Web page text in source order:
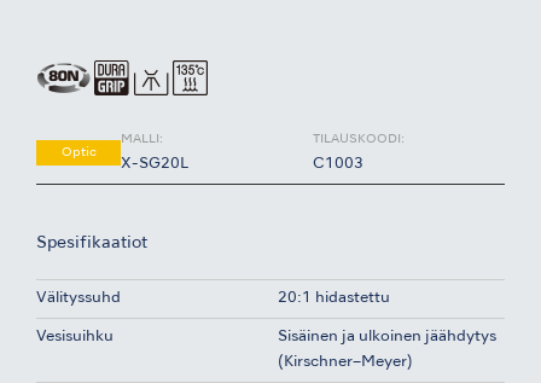
Optic
MALLI:
X-SG20L
TILAUSKOODI:
C1003
Spesifikaatiot
Välityssuhd 20:1 hidastettu
Vesisuihku
Sisäinen ja ulkoinen jäähdytys
(Kirschner–Meyer)